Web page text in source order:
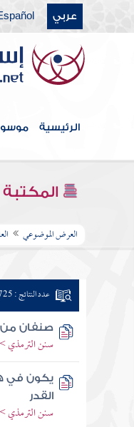
عربي
الرئيسية
المكتبة
العرض الموضوعي
عدد النتائج : 725
صنفان من
سنن الترمذي
يكون في
القدر
سنن الترمذي